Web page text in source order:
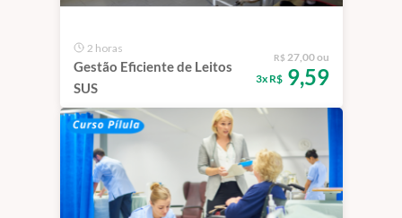
2 horas
Gestão Eficiente de Leitos
SUS
R$ 27,00 ou
3x R$9,59